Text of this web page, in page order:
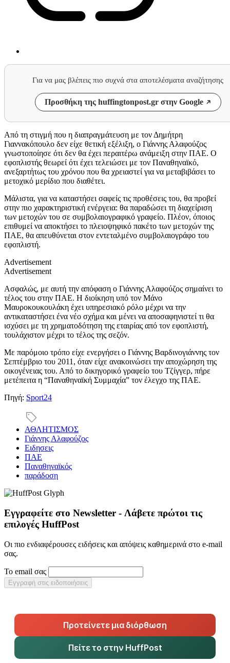
Για να μας βλέπεις πιο συχνά στα αποτελέσματα αναζήτησης
Προσθήκη της huffingtonpost.gr στην Google
Από τη στιγμή που η διαπραγμάτευση με τον Δημήτρη
Γιαννακόπουλο δεν είχε θετική εξέλιξη, ο Γιάννης Αλαφούζος
γνωστοποίησε ότι δεν θα έχει περαιτέρω ανάμειξη στην ΠΑΕ. Ο
εφοπλιστής θεωρεί ότι έχει τελειώσει με τον Παναθηναϊκό,
ανεξαρτήτως του χρόνου που θα χρειαστεί για να μεταβιβάσει το
μετοχικό μερίδιο που διαθέτει.
Μάλιστα, για να καταστήσει σαφείς τις προθέσεις του, θα προβεί
στην πιο χαρακτηριστική ενέργεια: θα παραδώσει τη διαχείριση
των μετοχών του σε συμβολαιογραφικό γραφείο. Πλέον, όποιος
επιθυμεί να αποκτήσει το πλειοψηφικό πακέτο των μετοχών της
ΠΑΕ, θα απευθύνεται στον εντεταλμένο συμβολαιογράφο του
εφοπλιστή.
Advertisement
Advertisement
Ασφαλώς, με αυτή την απόφαση ο Γιάννης Αλαφούζος σημαίνει το
τέλος του στην ΠΑΕ. Η διοίκηση υπό τον Μάνο
Μαυροκουκουλάκη έχει υπηρεσιακό ρόλο μέχρι να την
αντικαταστήσει ένα νέο σχήμα και μένει να αποσαφηνιστεί τι θα
ισχύσει με τη χρηματοδότηση της εταιρίας από τον εφοπλιστή,
τουλάχιστον μέχρι το τέλος της σεζόν.
Με παρόμοιο τρόπο είχε ενεργήσει ο Γιάννης Βαρδινογιάννης τον
Σεπτέμβριο του 2011, όταν είχε ανακοινώσει την αποχώρηση της
οικογένειας του. Από το δικηγορικό γραφείο του Τζίγγερ, πήρε
μετέπειτα η “Παναθηναϊκή Συμμαχία” τον έλεγχο της ΠΑΕ.
Πηγή: Sport24
ΑΘΛΗΤΙΣΜΟΣ
Γιάννης Αλαφούζος
Ειδησεις
ΠΑΕ
Παναθηναϊκός
παράδοση
Εγγραφείτε στο Newsletter - Λάβετε πρώτοι τις
επιλογές HuffPost
Οι πιο ενδιαφέρουσες ειδήσεις και απόψεις καθημερινά στο e-mail
σας.
Το email σας
Εγγραφή στις ειδοποιήσεις
Προτείνετε μια διόρθωση
Πείτε το στην HuffPost